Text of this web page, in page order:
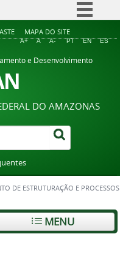
Simplifique!
Acesso à informação
Legislação
Canais
MAPA DO SITE
A+ A A- PT EN ES
e Desenvolvimento
DO AMAZONAS
DE ESTRUTURAÇÃO E PROCESSOS
MENU